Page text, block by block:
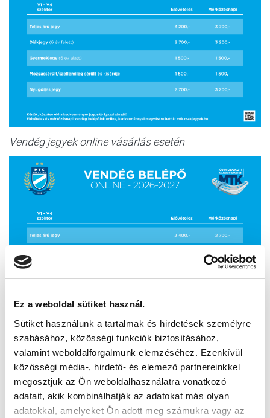
Ez a weboldal sütiket használ.
Sütiket használunk a tartalmak és hirdetések személyre
szabásához, közösségi funkciók biztosításához,
valamint weboldalforgalmunk elemzéséhez. Ezenkívül
közösségi média-, hirdető- és elemező partnereinkkel
megosztjuk az Ön weboldalhasználatra vonatkozó
adatait, akik kombinálhatják az adatokat más olyan
adatokkal, amelyeket Ön adott meg számukra vagy az
Vendég jegyek online vásárlás esetén
TOVÁBB
KAPCSOLAT